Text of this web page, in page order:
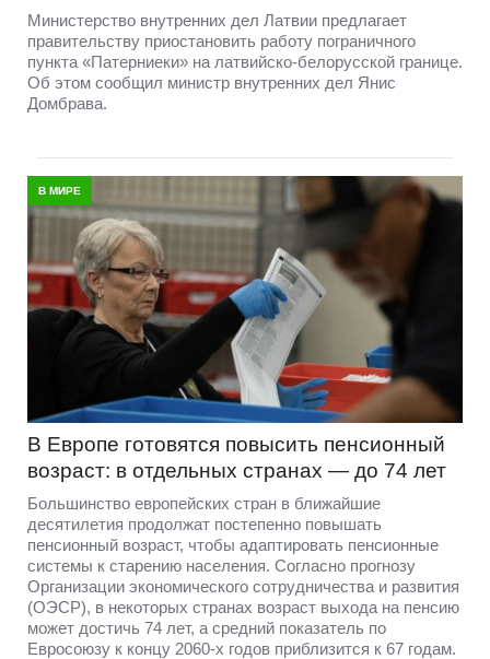
Министерство внутренних дел Латвии предлагает
правительству приостановить работу пограничного
пункта «Патерниеки» на латвийско-белорусской границе.
Об этом сообщил министр внутренних дел Янис
Домбрава.
В МИРЕ
В Европе готовятся повысить пенсионный
возраст: в отдельных странах — до 74 лет
Большинство европейских стран в ближайшие
десятилетия продолжат постепенно повышать
пенсионный возраст, чтобы адаптировать пенсионные
системы к старению населения. Согласно прогнозу
Организации экономического сотрудничества и развития
(ОЭСР), в некоторых странах возраст выхода на пенсию
может достичь 74 лет, а средний показатель по
Евросоюзу к концу 2060-х годов приблизится к 67 годам.